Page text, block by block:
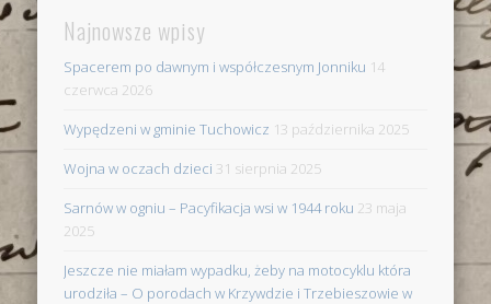
Najnowsze wpisy
Spacerem po dawnym i współczesnym Jonniku 14
czerwca 2026
Wypędzeni w gminie Tuchowicz 13 października 2025
Wojna w oczach dzieci 31 sierpnia 2025
Sarnów w ogniu – Pacyfikacja wsi w 1944 roku 23 maja
2025
Jeszcze nie miałam wypadku, żeby na motocyklu która
urodziła – O porodach w Krzywdzie i Trzebieszowie w